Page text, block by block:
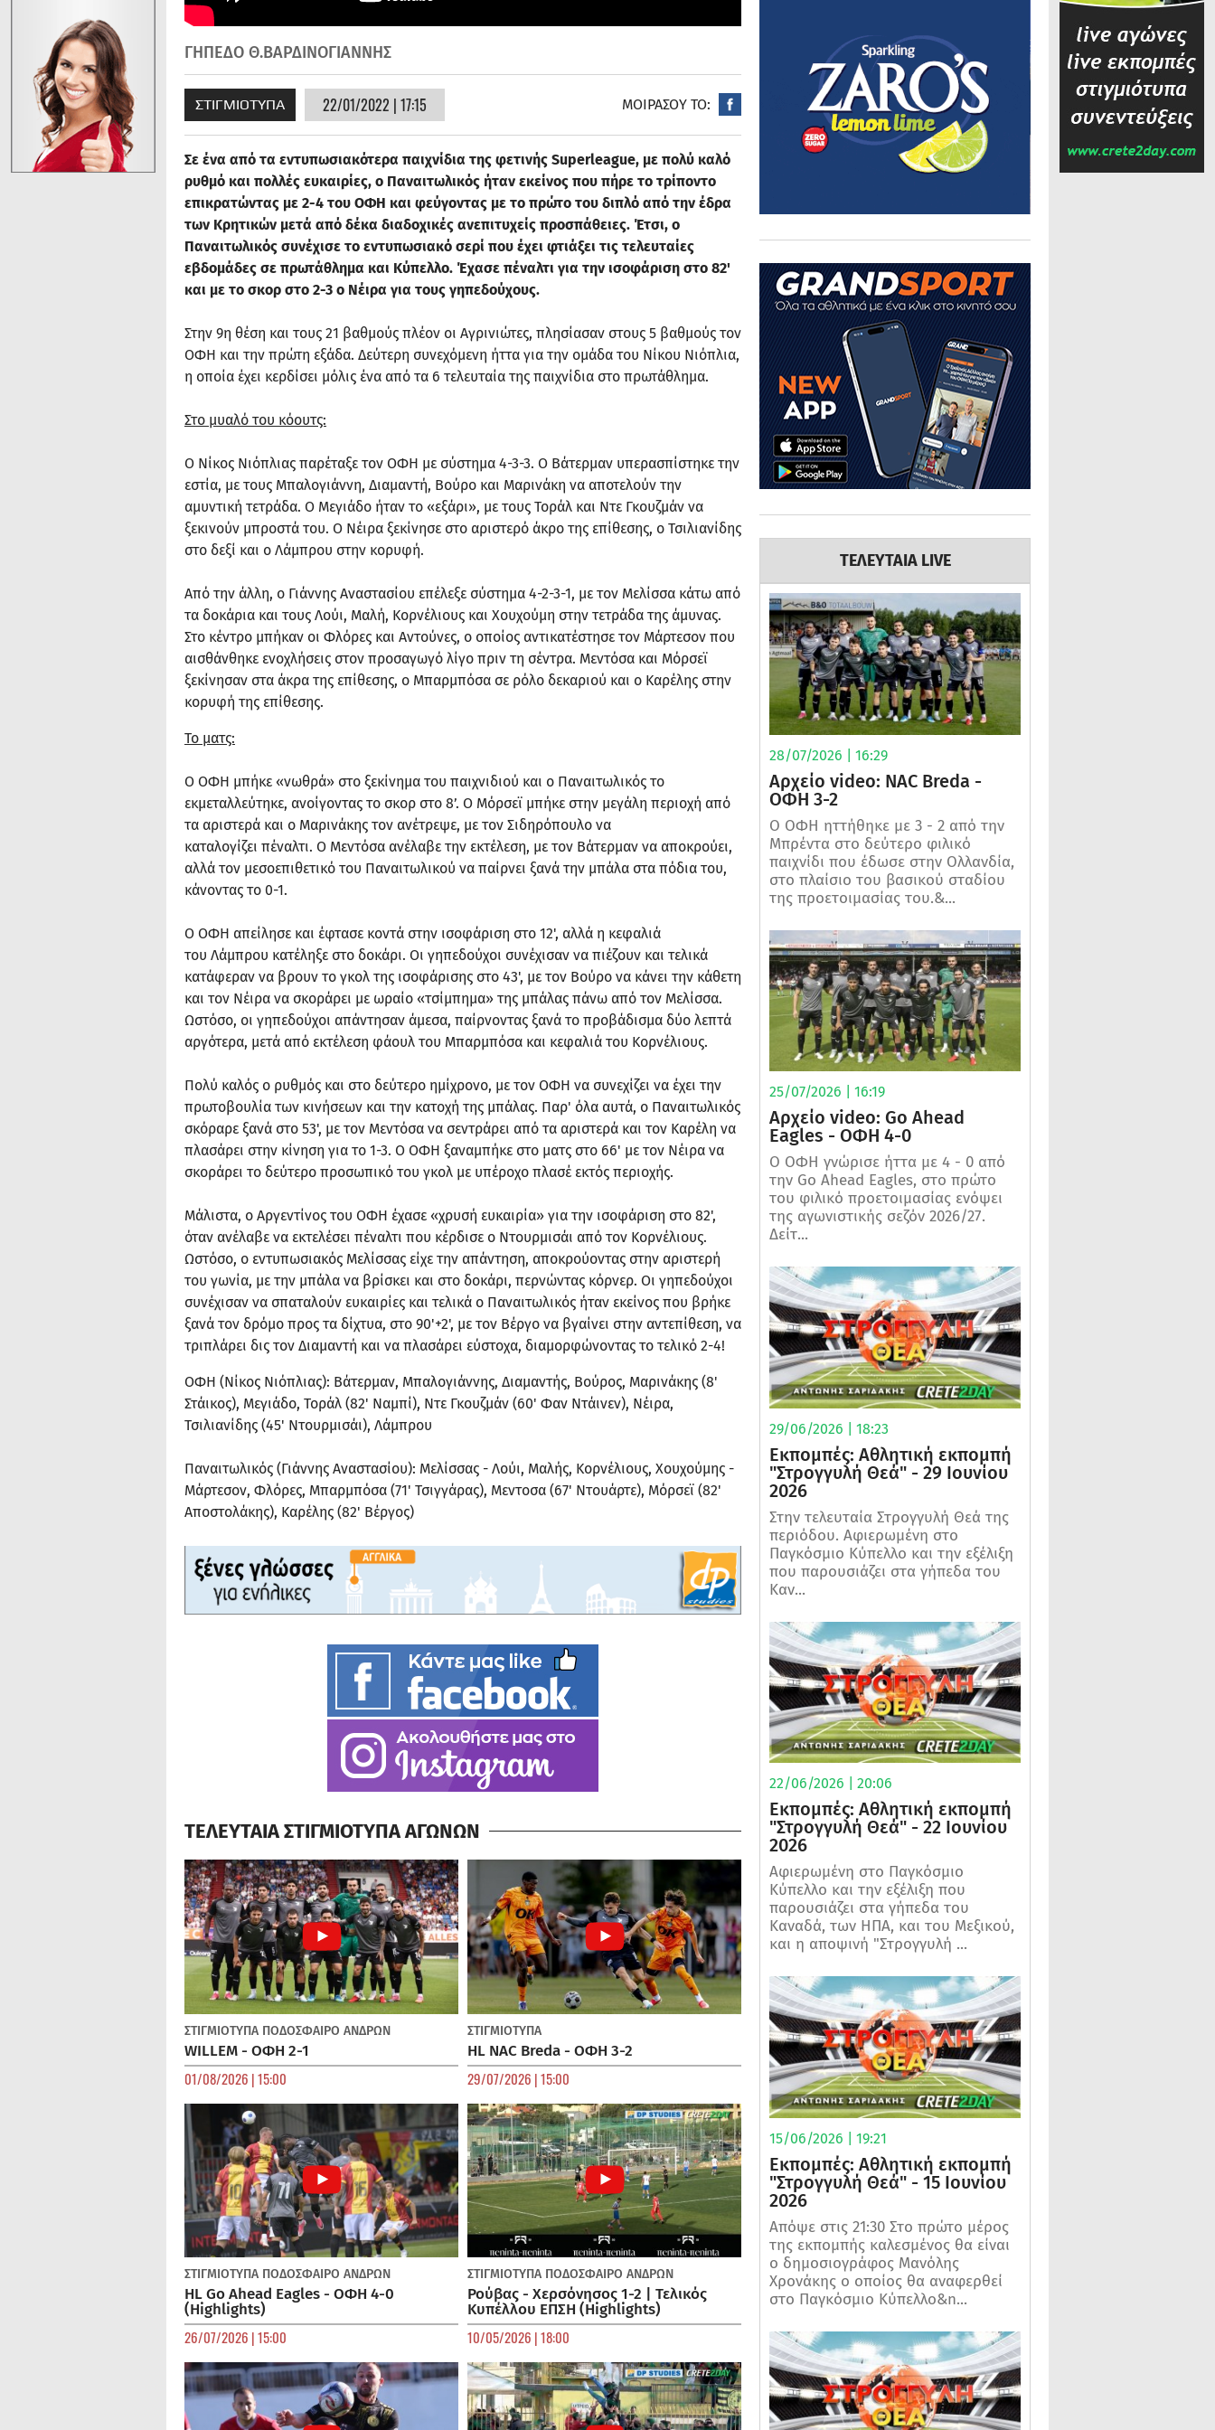
ΓΗΠΕΔΟ Θ.ΒΑΡΔΙΝΟΓΙΑΝΝΗΣ
ΣΤΙΓΜΙΟΤΥΠΑ 22/01/2022 | 17:15 ΜΟΙΡΑΣΟΥ ΤΟ:
Σε ένα από τα εντυπωσιακότερα παιχνίδια της φετινής Superleague, με πολύ καλό
ρυθμό και πολλές ευκαιρίες, ο Παναιτωλικός ήταν εκείνος που πήρε το τρίποντο
επικρατώντας με 2-4 του ΟΦΗ και φεύγοντας με το πρώτο του διπλό από την έδρα
των Κρητικών μετά από δέκα διαδοχικές ανεπιτυχείς προσπάθειες. Έτσι, ο
Παναιτωλικός συνέχισε το εντυπωσιακό σερί που έχει φτιάξει τις τελευταίες
εβδομάδες σε πρωτάθλημα και Κύπελλο. Έχασε πέναλτι για την ισοφάριση στο 82'
και με το σκορ στο 2-3 ο Νέιρα για τους γηπεδούχους.
Στην 9η θέση και τους 21 βαθμούς πλέον οι Αγρινιώτες, πλησίασαν στους 5 βαθμούς τον
ΟΦΗ και την πρώτη εξάδα. Δεύτερη συνεχόμενη ήττα για την ομάδα του Νίκου Νιόπλια,
η οποία έχει κερδίσει μόλις ένα από τα 6 τελευταία της παιχνίδια στο πρωτάθλημα.
Στο μυαλό του κόουτς:
Ο Νίκος Νιόπλιας παρέταξε τον ΟΦΗ με σύστημα 4-3-3. Ο Βάτερμαν υπερασπίστηκε την
εστία, με τους Μπαλογιάννη, Διαμαντή, Βούρο και Μαρινάκη να αποτελούν την
αμυντική τετράδα. Ο Μεγιάδο ήταν το «εξάρι», με τους Τοράλ και Ντε Γκουζμάν να
ξεκινούν μπροστά του. Ο Νέιρα ξεκίνησε στο αριστερό άκρο της επίθεσης, ο Τσιλιανίδης
στο δεξί και ο Λάμπρου στην κορυφή.
Από την άλλη, ο Γιάννης Αναστασίου επέλεξε σύστημα 4-2-3-1, με τον Μελίσσα κάτω από
τα δοκάρια και τους Λούι, Μαλή, Κορνέλιους και Χουχούμη στην τετράδα της άμυνας.
Στο κέντρο μπήκαν οι Φλόρες και Αντούνες, ο οποίος αντικατέστησε τον Μάρτεσον που
αισθάνθηκε ενοχλήσεις στον προσαγωγό λίγο πριν τη σέντρα. Μεντόσα και Μόρσεϊ
ξεκίνησαν στα άκρα της επίθεσης, ο Μπαρμπόσα σε ρόλο δεκαριού και ο Καρέλης στην
κορυφή της επίθεσης.
Το ματς:
Ο ΟΦΗ μπήκε «νωθρά» στο ξεκίνημα του παιχνιδιού και ο Παναιτωλικός το
εκμεταλλεύτηκε, ανοίγοντας το σκορ στο 8’. Ο Μόρσεϊ μπήκε στην μεγάλη περιοχή από
τα αριστερά και ο Μαρινάκης τον ανέτρεψε, με τον Σιδηρόπουλο να
καταλογίζει πέναλτι. Ο Μεντόσα ανέλαβε την εκτέλεση, με τον Βάτερμαν να αποκρούει,
αλλά τον μεσοεπιθετικό του Παναιτωλικού να παίρνει ξανά την μπάλα στα πόδια του,
κάνοντας το 0-1.
Ο ΟΦΗ απείλησε και έφτασε κοντά στην ισοφάριση στο 12', αλλά η κεφαλιά
του Λάμπρου κατέληξε στο δοκάρι. Οι γηπεδούχοι συνέχισαν να πιέζουν και τελικά
κατάφεραν να βρουν το γκολ της ισοφάρισης στο 43', με τον Βούρο να κάνει την κάθετη
και τον Νέιρα να σκοράρει με ωραίο «τσίμπημα» της μπάλας πάνω από τον Μελίσσα.
Ωστόσο, οι γηπεδούχοι απάντησαν άμεσα, παίρνοντας ξανά το προβάδισμα δύο λεπτά
αργότερα, μετά από εκτέλεση φάουλ του Μπαρμπόσα και κεφαλιά του Κορνέλιους.
Πολύ καλός ο ρυθμός και στο δεύτερο ημίχρονο, με τον ΟΦΗ να συνεχίζει να έχει την
πρωτοβουλία των κινήσεων και την κατοχή της μπάλας. Παρ' όλα αυτά, ο Παναιτωλικός
σκόραρε ξανά στο 53', με τον Μεντόσα να σεντράρει από τα αριστερά και τον Καρέλη να
πλασάρει στην κίνηση για το 1-3. Ο ΟΦΗ ξαναμπήκε στο ματς στο 66' με τον Νέιρα να
σκοράρει το δεύτερο προσωπικό του γκολ με υπέροχο πλασέ εκτός περιοχής.
Μάλιστα, ο Αργεντίνος του ΟΦΗ έχασε «χρυσή ευκαιρία» για την ισοφάριση στο 82',
όταν ανέλαβε να εκτελέσει πέναλτι που κέρδισε ο Ντουρμισάι από τον Κορνέλιους.
Ωστόσο, ο εντυπωσιακός Μελίσσας είχε την απάντηση, αποκρούοντας στην αριστερή
του γωνία, με την μπάλα να βρίσκει και στο δοκάρι, περνώντας κόρνερ. Οι γηπεδούχοι
συνέχισαν να σπαταλούν ευκαιρίες και τελικά ο Παναιτωλικός ήταν εκείνος που βρήκε
ξανά τον δρόμο προς τα δίχτυα, στο 90'+2', με τον Βέργο να βγαίνει στην αντεπίθεση, να
τριπλάρει δις τον Διαμαντή και να πλασάρει εύστοχα, διαμορφώνοντας το τελικό 2-4!
ΟΦΗ (Νίκος Νιόπλιας): Βάτερμαν, Μπαλογιάννης, Διαμαντής, Βούρος, Μαρινάκης (8'
Στάικος), Μεγιάδο, Τοράλ (82' Ναμπί), Ντε Γκουζμάν (60' Φαν Ντάινεν), Νέιρα,
Τσιλιανίδης (45' Ντουρμισάι), Λάμπρου
Παναιτωλικός (Γιάννης Αναστασίου): Μελίσσας - Λούι, Μαλής, Κορνέλιους, Χουχούμης -
Μάρτεσον, Φλόρες, Μπαρμπόσα (71' Τσιγγάρας), Μεντοσα (67' Ντουάρτε), Μόρσεϊ (82'
Αποστολάκης), Καρέλης (82' Βέργος)
ΤΕΛΕΥΤΑΙΑ ΣΤΙΓΜΙΟΤΥΠΑ ΑΓΩΝΩΝ
ΣΤΙΓΜΙΟΤΥΠΑ ΠΟΔΌΣΦΑΙΡΟ ΑΝΔΡΏΝ
WILLEM - ΟΦΗ 2-1
01/08/2026 | 15:00
ΣΤΙΓΜΙΟΤΥΠΑ
HL NAC Breda - ΟΦΗ 3-2
29/07/2026 | 15:00
ΣΤΙΓΜΙΟΤΥΠΑ ΠΟΔΌΣΦΑΙΡΟ ΑΝΔΡΏΝ
HL Go Ahead Eagles - ΟΦΗ 4-0
(Highlights)
26/07/2026 | 15:00
ΣΤΙΓΜΙΟΤΥΠΑ ΠΟΔΌΣΦΑΙΡΟ ΑΝΔΡΏΝ
Ρούβας - Χερσόνησος 1-2 | Τελικός
Κυπέλλου ΕΠΣΗ (Highlights)
10/05/2026 | 18:00
ΤΕΛΕΥΤΑΙΑ LIVE
28/07/2026 | 16:29
Αρχείο video: NAC Breda -
ΟΦΗ 3-2
Ο ΟΦΗ ηττήθηκε με 3 - 2 από την
Μπρέντα στο δεύτερο φιλικό
παιχνίδι που έδωσε στην Ολλανδία,
στο πλαίσιο του βασικού σταδίου
της προετοιμασίας του.&...
25/07/2026 | 16:19
Αρχείο video: Go Ahead
Eagles - ΟΦΗ 4-0
Ο ΟΦΗ γνώρισε ήττα με 4 - 0 από
την Go Ahead Eagles, στο πρώτο
του φιλικό προετοιμασίας ενόψει
της αγωνιστικής σεζόν 2026/27.
Δείτ...
29/06/2026 | 18:23
Εκπομπές: Αθλητική εκπομπή
"Στρογγυλή Θεά" - 29 Ιουνίου
2026
Στην τελευταία Στρογγυλή Θεά της
περιόδου. Αφιερωμένη στο
Παγκόσμιο Κύπελλο και την εξέλιξη
που παρουσιάζει στα γήπεδα του
Καν...
22/06/2026 | 20:06
Εκπομπές: Αθλητική εκπομπή
"Στρογγυλή Θεά" - 22 Ιουνίου
2026
Αφιερωμένη στο Παγκόσμιο
Κύπελλο και την εξέλιξη που
παρουσιάζει στα γήπεδα του
Καναδά, των ΗΠΑ, και του Μεξικού,
και η αποψινή "Στρογγυλή ...
15/06/2026 | 19:21
Εκπομπές: Αθλητική εκπομπή
"Στρογγυλή Θεά" - 15 Ιουνίου
2026
Απόψε στις 21:30 Στο πρώτο μέρος
της εκπομπής καλεσμένος θα είναι
ο δημοσιογράφος Μανόλης
Χρονάκης ο οποίος θα αναφερθεί
στο Παγκόσμιο Κύπελλο&n...